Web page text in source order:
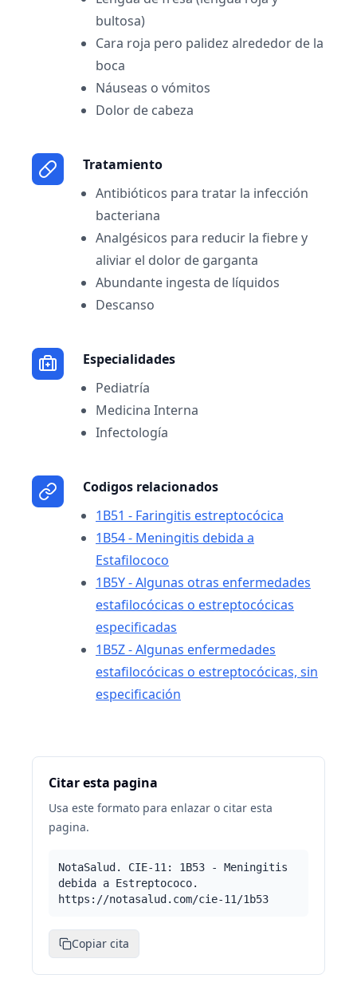
bultosa)
Cara roja pero palidez alrededor de la
boca
Náuseas o vómitos
Dolor de cabeza
Tratamiento
Antibióticos para tratar la infección
bacteriana
Analgésicos para reducir la fiebre y
aliviar el dolor de garganta
Abundante ingesta de líquidos
Descanso
Especialidades
Pediatría
Medicina Interna
Infectología
Codigos relacionados
1B51 - Faringitis estreptocócica
1B54 - Meningitis debida a
Estafilococo
1B5Y - Algunas otras enfermedades
estafilocócicas o estreptocócicas
especificadas
1B5Z - Algunas enfermedades
estafilocócicas o estreptocócicas, sin
especificación
Citar esta pagina
Usa este formato para enlazar o citar esta
pagina.
NotaSalud. CIE-11: 1B53 - Meningitis
debida a Estreptococo.
https://notasalud.com/cie-11/1b53
Copiar cita